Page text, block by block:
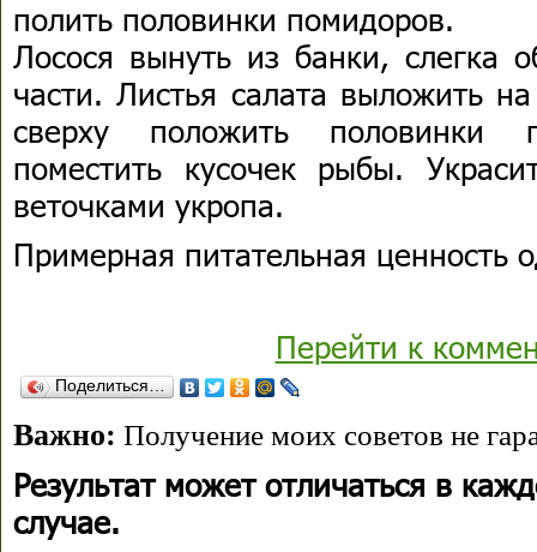
полить половинки помидоров.
Лосося вынуть из банки, слегка
части. Листья салата выложить
сверху положить
поместить кусочек рыбы.
веточками укропа.
Примерная питательная ценность
Перейти к
Поделиться…
Важно: Получение моих советов не
Результат может отличаться в
случае.